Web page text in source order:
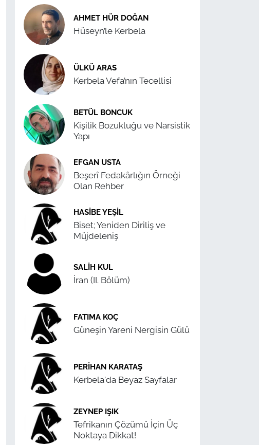
AHMET HÜR DOĞAN
Hüseyn’le Kerbela
ÜLKÜ ARAS
Kerbela Vefa’nın Tecellisi
BETÜL BONCUK
Kişilik Bozukluğu ve Narsistik
Yapı
EFGAN USTA
Beşerî Fedakârlığın Örneği
Olan Rehber
HASIBE YEŞIL
Biset; Yeniden Diriliş ve
Müjdeleniş
SALIH KUL
İran (II. Bölüm)
FATIMA KOÇ
Güneşin Yareni Nergisin Gülü
PERIHAN KARATAŞ
Kerbela'da Beyaz Sayfalar
ZEYNEP IŞIK
Tefrikanın Çözümü İçin Üç
Noktaya Dikkat!